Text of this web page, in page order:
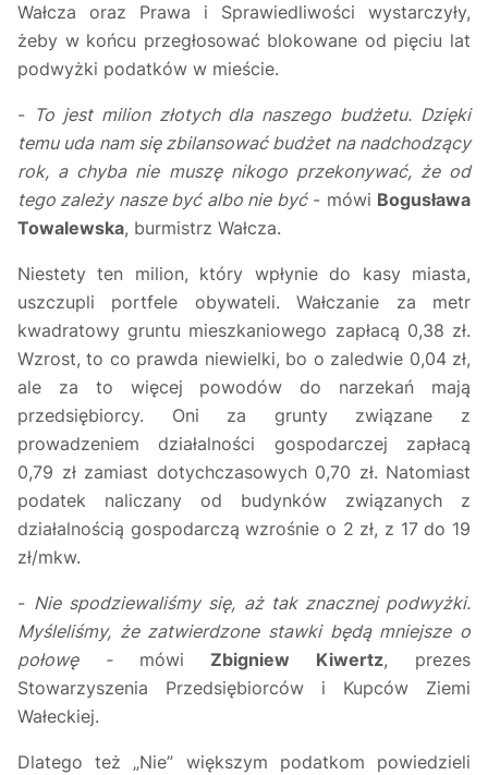
Wałcza oraz Prawa i Sprawiedliwości wystarczyły,
żeby w końcu przegłosować blokowane od pięciu lat
podwyżki podatków w mieście.
- To jest milion złotych dla naszego budżetu. Dzięki
temu uda nam się zbilansować budżet na nadchodzący
rok, a chyba nie muszę nikogo przekonywać, że od
tego zależy nasze być albo nie być- mówi Bogusława
Towalewska, burmistrz Wałcza.
Niestety ten milion, który wpłynie do kasy miasta,
uszczupli portfele obywateli. Wałczanie za metr
kwadratowy gruntu mieszkaniowego zapłacą 0,38 zł.
Wzrost, to co prawda niewielki, bo o zaledwie 0,04 zł,
ale za to więcej powodów do narzekań mają
przedsiębiorcy. Oni za grunty związane z
prowadzeniem działalności gospodarczej zapłacą
0,79 zł zamiast dotychczasowych 0,70 zł. Natomiast
podatek naliczany od budynków związanych z
działalnością gospodarczą wzrośnie o 2 zł, z 17 do 19
zł/mkw.
- Nie spodziewaliśmy się, aż tak znacznej podwyżki.
Myśleliśmy, że zatwierdzone stawki będą mniejsze o
połowę -mówi Zbigniew Kiwertz, prezes
Stowarzyszenia Przedsiębiorców i Kupców Ziemi
Wałeckiej.
Dlatego też „Nie” większym podatkom powiedzieli